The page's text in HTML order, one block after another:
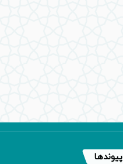
پیوندها